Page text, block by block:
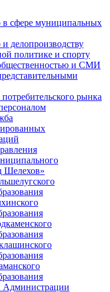
сфере муниципальных
делопроизводству
политике и спорту
и СМИ
рынка
Шелехов»
Администрации